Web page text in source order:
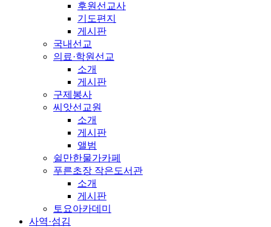
후원선교사
기도편지
게시판
국내선교
의료·학원선교
소개
게시판
구제봉사
씨앗선교원
소개
게시판
앨범
쉴만한물가카페
푸른초장 작은도서관
소개
게시판
토요아카데미
사역·섬김